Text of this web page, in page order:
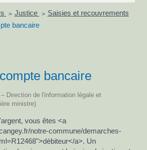
> Justice > Saisies et recouvrements
bancaire
bancaire
Direction de l'information légale et
ministre)
vous êtes <a
notre-commune/demarches-
a>. Un